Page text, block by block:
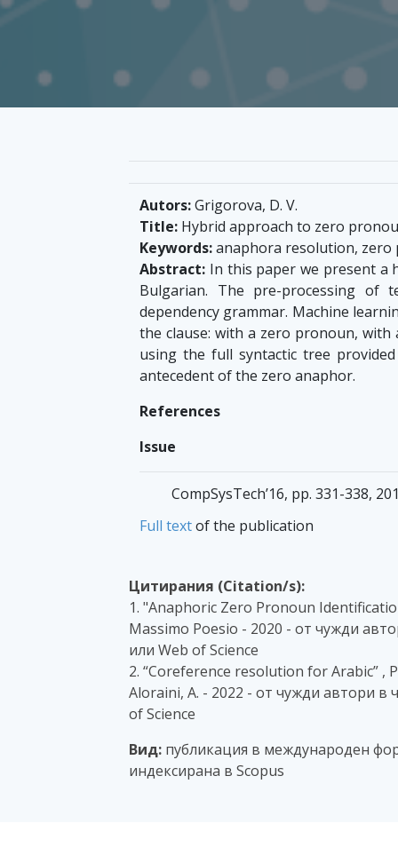
Autors:Grigorova, D. V.
Title: Hybrid approach to zero
Keywords:anaphora resolution,
Abstract: In this paper we present
Bulgarian. The pre-processing of
dependency grammar. Machine
the clause: with a zero pronoun, with
using the full syntactic tree
antecedent of the zero anaphor.
References
Issue
CompSysTech’16, pp. 331-338,
Full textof the publication
Цитирания (Citation/s):
1. "Anaphoric Zero Pronoun
Massimo Poesio - 2020 - от чужди
или Web of Science
2. “Coreference resolution for Arabic”
Aloraini, A. - 2022 - от чужди автори в
of Science
Вид: публикация в международен
индексирана в Scopus